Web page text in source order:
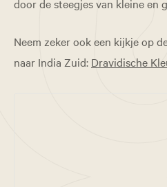
door de steegjes van kleine en
Neem zeker ook een kijkje op
naar India Zuid: Dravidische